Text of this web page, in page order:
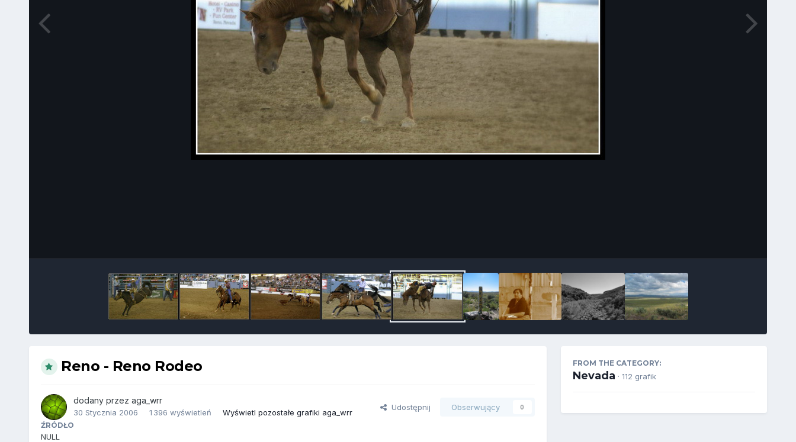
Reno - Reno Rodeo
dodany przez aga_wrr
30 Stycznia 2006 1 396 wyświetleń Wyświetl pozostałe grafiki aga_wrr
Udostępnij Obserwujący 0
ŹRÓDŁO
NULL
FROM THE CATEGORY:
Nevada · 112 grafik